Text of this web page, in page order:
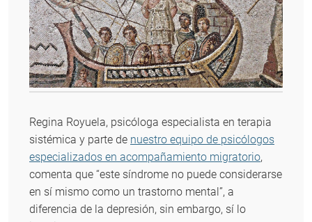
Regina Royuela, psicóloga especialista en terapia
sistémica y parte de nuestro equipo de psicólogos
especializados en acompañamiento migratorio,
comenta que “este síndrome no puede considerarse
en sí mismo como un trastorno mental”, a
diferencia de la depresión, sin embargo, sí lo